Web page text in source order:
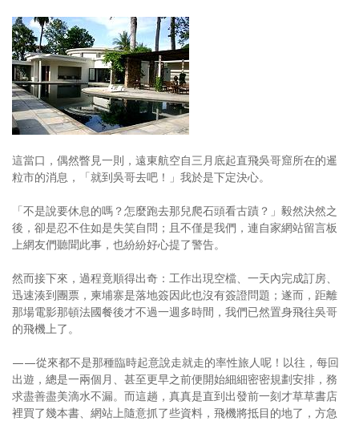
這當口，偶然瞥見一則，遠東航空自三月底起直飛吳哥窟所在的暹
粒市的消息，「就到吳哥去吧！」我於是下定決心。
「不是說要休息的嗎？怎麼跑去那兒爬石頭看古蹟？」毅然決然之
後，卻是忍不住如是失笑自問；且不僅是我們，連自家網站留言板
上網友們聽聞此事，也紛紛好心提了警告。
然而接下來，過程竟順得出奇：工作出現空檔、一天內完成訂房、
迅速湊到團票，柬埔寨是落地簽因此也沒有簽證問題；遂而，距離
那場電影那頓法國餐後才不過一週多時間，我們已然置身飛往吳哥
的飛機上了。
——從來都不是那種臨時起意說走就走的率性旅人呢！以往，每回
出遊，總是一兩個月、甚至更早之前便開始細細密密規劃安排，務
求盡善盡美滴水不漏。而這趟，真真是直到出發前一刻才草草書店
裡買了幾本書、網站上隨意抓了些資料，飛機將抵目的地了，方急